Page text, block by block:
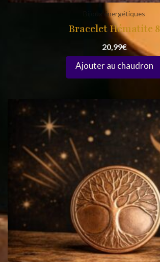
Bijoux énergétiques
Bracelet Hématite 8
20,99€